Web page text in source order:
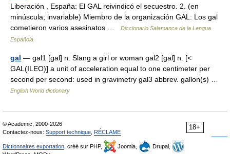
Liberación , España: El GAL reivindicó el secuestro. 2. (en
minúscula; invariable) Miembro de la organización GAL: Los gal
cometieron varios asesinatos …
Diccionario Salamanca de la Lengua
Española
gal — gal1 [gal] n. Slang a girl or woman gal2 [gal] n. [<
GAL(ILEO)] a unit of acceleration equal to one centimeter per
second per second: used in gravimetry gal3 abbrev. gallon(s) …
English World dictionary
18+
© Academic, 2000-2026
Contactez-nous: Support technique RÉCLAME
Dictionnaires exportation , créé sur PHP, Joomla,
Drupal,